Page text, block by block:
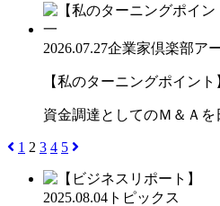
2026.07.27企業家倶楽部ア
【私のターニングポイン
資金調達としてのＭ＆Ａ
1 2 3 4 5
2025.08.04 トピックス